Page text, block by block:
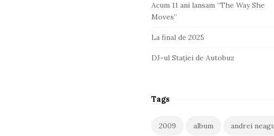
Acum 11 ani lansam “The Way She
Moves”
La final de 2025
DJ-ul Stației de Autobuz
Tags
2009 album andrei